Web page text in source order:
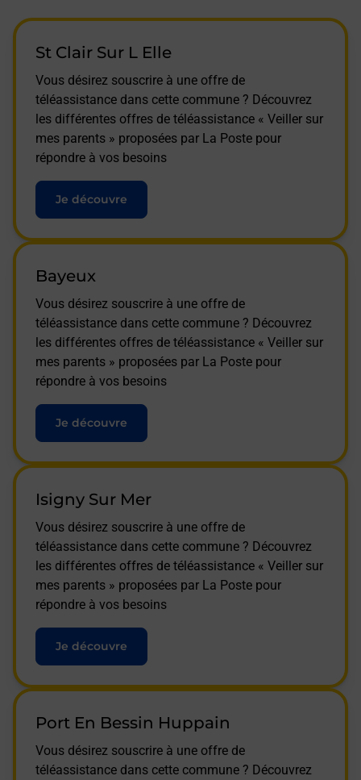
St Clair Sur L Elle
Vous désirez souscrire à une offre de
téléassistance dans cette commune ? Découvrez
les différentes offres de téléassistance « Veiller sur
mes parents » proposées par La Poste pour
répondre à vos besoins
Je découvre
Bayeux
Vous désirez souscrire à une offre de
téléassistance dans cette commune ? Découvrez
les différentes offres de téléassistance « Veiller sur
mes parents » proposées par La Poste pour
répondre à vos besoins
Je découvre
Isigny Sur Mer
Vous désirez souscrire à une offre de
téléassistance dans cette commune ? Découvrez
les différentes offres de téléassistance « Veiller sur
mes parents » proposées par La Poste pour
répondre à vos besoins
Je découvre
Port En Bessin Huppain
Vous désirez souscrire à une offre de
téléassistance dans cette commune ? Découvrez